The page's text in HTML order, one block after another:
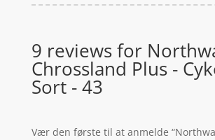
9 reviews for
Chrossland Plus -
Sort - 43
Vær den første til at anmelde